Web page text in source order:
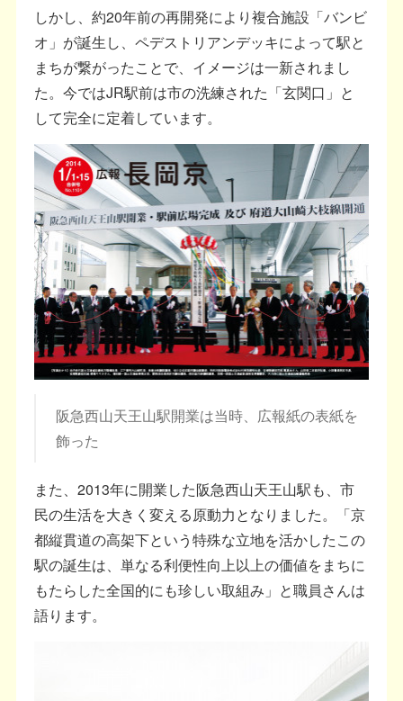
しかし、約20年前の再開発により複合施設「バンビ
オ」が誕生し、ペデストリアンデッキによって駅と
まちが繋がったことで、イメージは一新されまし
た。今ではJR駅前は市の洗練された「玄関口」と
して完全に定着しています。
阪急西山天王山駅開業は当時、広報紙の表紙を
飾った
また、2013年に開業した阪急西山天王山駅も、市
民の生活を大きく変える原動力となりました。「京
都縦貫道の高架下という特殊な立地を活かしたこの
駅の誕生は、単なる利便性向上以上の価値をまちに
もたらした全国的にも珍しい取組み」と職員さんは
語ります。